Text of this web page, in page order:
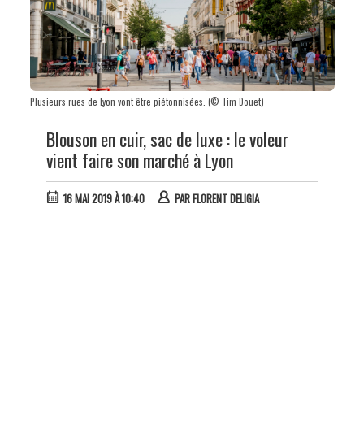
Plusieurs rues de Lyon vont être piétonnisées. (© Tim Douet)
Blouson en cuir, sac de luxe : le voleur
vient faire son marché à Lyon
16 MAI 2019 À 10:40 PARFLORENT DELIGIA